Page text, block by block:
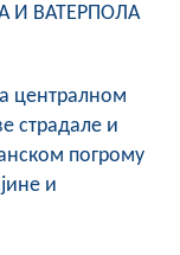
ВАТЕРПОЛА
централном
страдале и
погрому
и